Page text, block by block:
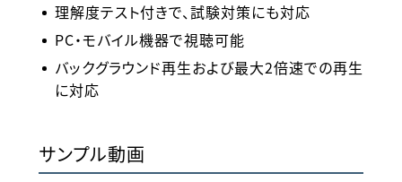
理解度テスト付きで、試験対策にも対応
PC・モバイル機器で視聴可能
バックグラウンド再生および最大2倍速での再生
に対応
サンプル動画